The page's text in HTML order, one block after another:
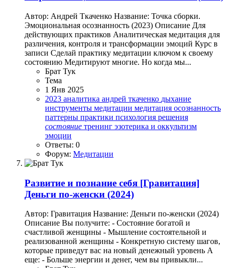
Автор: Андрей Ткаченко Название: Точка сборки.
Эмоциональная осознанность (2023) Описание Для
действующих практиков Аналитическая медитация для
различения, контроля и трансформации эмоций Курс в
записи Сделай практику медитации ключом к своему
состоянию Медитируют многие. Но когда мы...
Брат Тук
Тема
1 Янв 2025
2023 аналитика андрей ткаченко дыхание
инструменты медитации медитация осознанность
паттерны практики психология решения
состояние тренинг эзотерика и оккультизм
эмоции
Ответы: 0
Форум: Медитации
Развитие и познание себя [Гравитация]
Деньги по-женски (2024)
Автор: Гравитация Название: Деньги по-женски (2024)
Описание Вы получите: - Состояние богатой и
счастливой женщины - Мышление состоятельной и
реализованной женщины - Конкретную систему шагов,
которые приведут вас на новый денежный уровень А
еще: - Больше энергии и денег, чем вы привыкли...